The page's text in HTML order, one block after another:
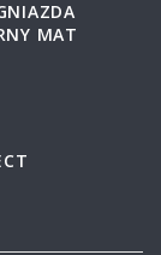
MAT